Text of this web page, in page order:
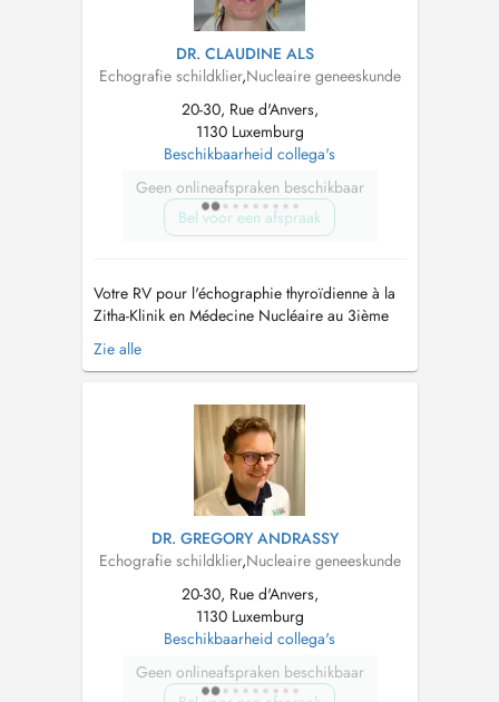
DR. CLAUDINE ALS
Echografie schildklier,Nucleaire geneeskunde
20-30, Rue d'Anvers,
1130 Luxemburg
Beschikbaarheid collega's
Geen onlineafspraken beschikbaar
Bel voor een afspraak
Votre RV pour l'échographie thyroïdienne à la
Zitha-Klinik en Médecine Nucléaire au 3ième
étage Bâtiment Z. ATTENTION: uniquement RV
pour échographie. S'il y a écrit scintigraphie
l'ordonnance par e-mail
mnu@hopitauxschuman.lu). Ihr Termin zur
Zie alle
DR. GREGORY ANDRASSY
Echografie schildklier,Nucleaire geneeskunde
20-30, Rue d'Anvers,
1130 Luxemburg
Beschikbaarheid collega's
Geen onlineafspraken beschikbaar